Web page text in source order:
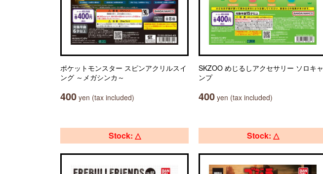
ポケットモンスター スピンアクリルスイ
ング ～メガシンカ～
400 yen (tax included)
SKZOO めじるしアクセサリー ソロキャ
ンプ
400 yen (tax included)
Stock: △ Stock: △